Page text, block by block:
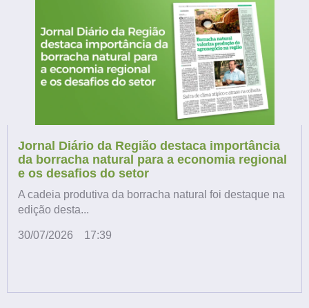
Jornal Diário da Região destaca importância
da borracha natural para a economia regional
e os desafios do setor
A cadeia produtiva da borracha natural foi destaque na
edição desta...
30/07/2026 17:39